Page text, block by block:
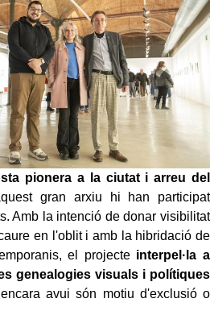
pionera a la ciutat i arreu del
gran arxiu hi han participat
Amb la intenció de donar visibilitat
en l'oblit i amb la hibridació de
el projecte interpel·la a
genealogies visuals i polítiques
avui són motiu d'exclusió o